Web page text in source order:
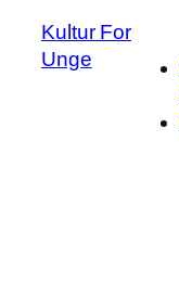
Kultur For
Unge